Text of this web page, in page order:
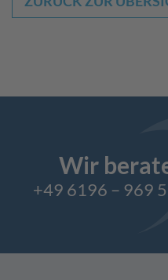
Wir
+49 6196 – 969